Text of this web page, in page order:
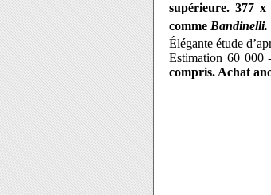
supérieure. 377
comme Bandinelli.
Élégante étude
Estimation 60 000
compris. Achat